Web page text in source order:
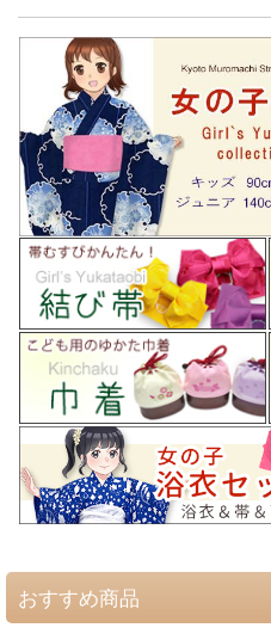
おすすめ商品